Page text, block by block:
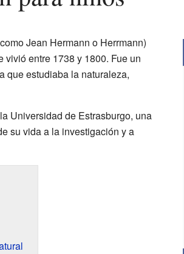
Jean Hermann o Herrmann)
vivió entre 1738 y 1800. Fue un
que estudiaba la naturaleza,
Universidad de Estrasburgo, una
su vida a la investigación y a